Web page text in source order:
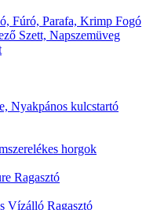
Fúró, Parafa, Krimp Fogó
Szett, Napszemüveg
Nyakpános kulcstartó
horgok
Ragasztó
Vízálló Ragasztó